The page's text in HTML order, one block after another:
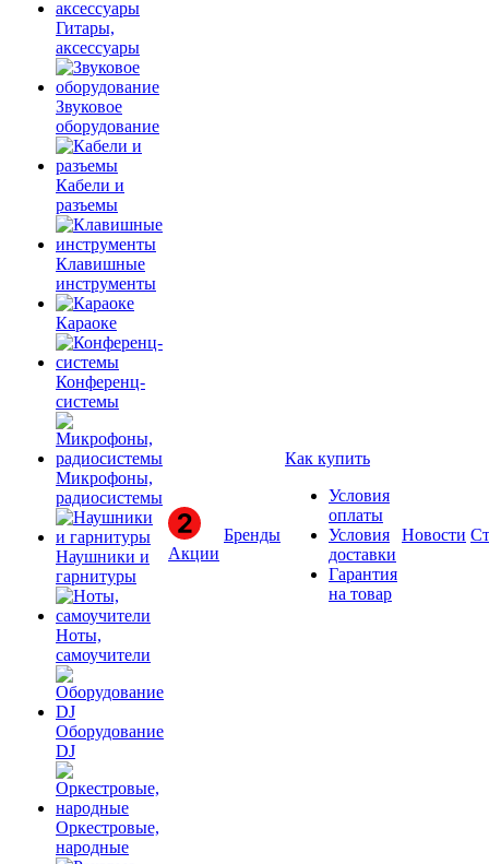
Гитары,
аксессуары
Звуковое
оборудование
Кабели и
разъемы
Клавишные
инструменты
Караоке
Конференц-
системы
Микрофоны,
радиосистемы
Наушники и
гарнитуры
Ноты,
самоучители
Оборудование
DJ
Оркестровые,
народные
Акции
Бренды
Как купить
Условия
оплаты
Условия
доставки
Гарантия
на товар
Новости